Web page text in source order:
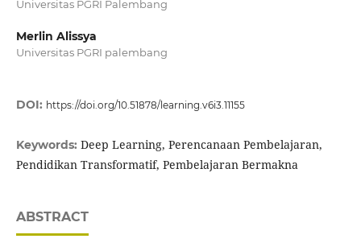
Universitas PGRI Palembang
Merlin Alissya
Universitas PGRI palembang
DOI: https://doi.org/10.51878/learning.v6i3.11155
Keywords: Deep Learning, Perencanaan Pembelajaran,
Pendidikan Transformatif, Pembelajaran Bermakna
ABSTRACT